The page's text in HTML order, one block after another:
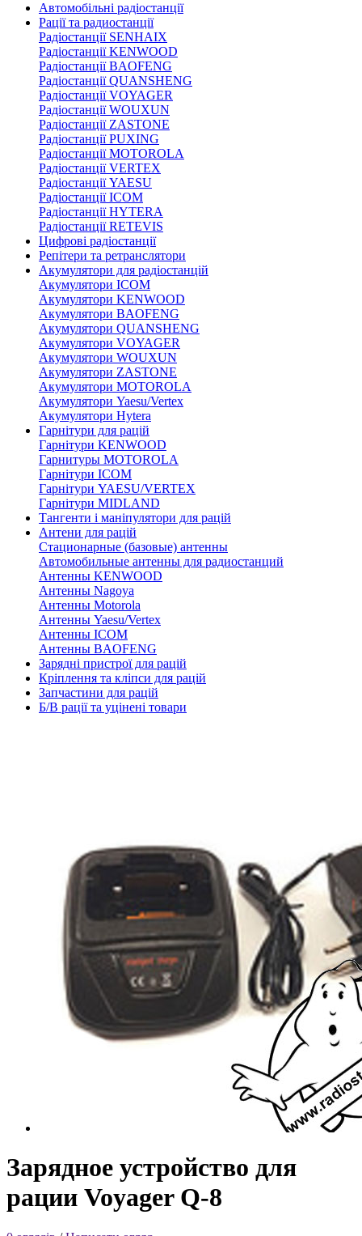
Автомобільні радіостанції
Рації та радиостанції
Радіостанції SENHAIX
Радіостанції KENWOOD
Радіостанції BAOFENG
Радіостанції QUANSHENG
Радіостанції VOYAGER
Радіостанції WOUXUN
Радіостанції ZASTONE
Радіостанції PUXING
Радіостанції MOTOROLA
Радіостанції VERTEX
Радіостанції YAESU
Радіостанції ICOM
Радіостанції HYTERA
Радіостанції RETEVIS
Цифрові радіостанції
Репітери та ретранслятори
Акумулятори для радіостанцій
Акумулятори ICOM
Акумулятори KENWOOD
Акумулятори BAOFENG
Акумулятори QUANSHENG
Акумулятори VOYAGER
Акумулятори WOUXUN
Акумулятори ZASTONE
Акумулятори MOTOROLA
Акумулятори Yaesu/Vertex
Акумулятори Hytera
Гарнітури для рацій
Гарнітури KENWOOD
Гарнитуры MOTOROLA
Гарнітури ICOM
Гарнітури YAESU/VERTEX
Гарнітури MIDLAND
Тангенти і маніпулятори для рацій
Антени для рацій
Стационарные (базовые) антенны
Автомобильные антенны для радиостанций
Антенны KENWOOD
Антенны Nagoya
Антенны Motorola
Антенны Yaesu/Vertex
Антенны ICOM
Антенны BAOFENG
Зарядні пристрої для рацій
Кріплення та кліпси для рацій
Запчастини для рацій
Б/В рації та уцінені товари
Зарядное устройство для
рации Voyager Q-8